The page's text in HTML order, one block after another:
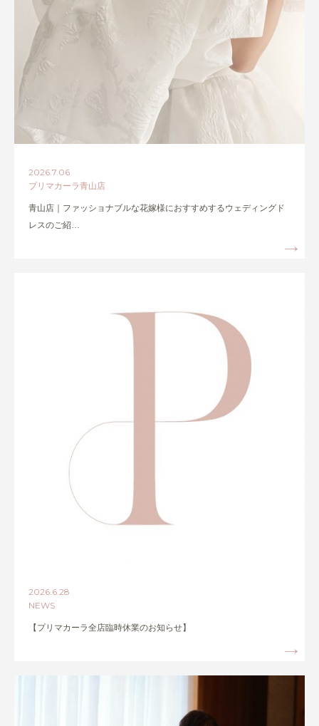
2026.7.06
プリマカーラ青山店
青山店｜ファッショナブルな花嫁様におすすめするウェディングド
レスのご紹…
2026.6.28
NEWS
【プリマカーラ全店臨時休業のお知らせ】